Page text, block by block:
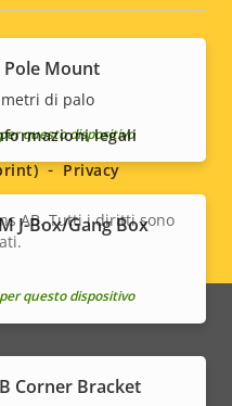
Pole Mount
di palo
questo dispositivo
J-Box/Gang Box
questo dispositivo
Corner Bracket
AB. Tutti i diritti sono
legali
Privacy